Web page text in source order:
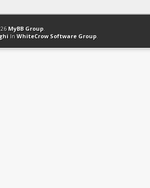
Retourner en haut Version bas-débit
MyBB Group.
In WhiteCrow Software Group.